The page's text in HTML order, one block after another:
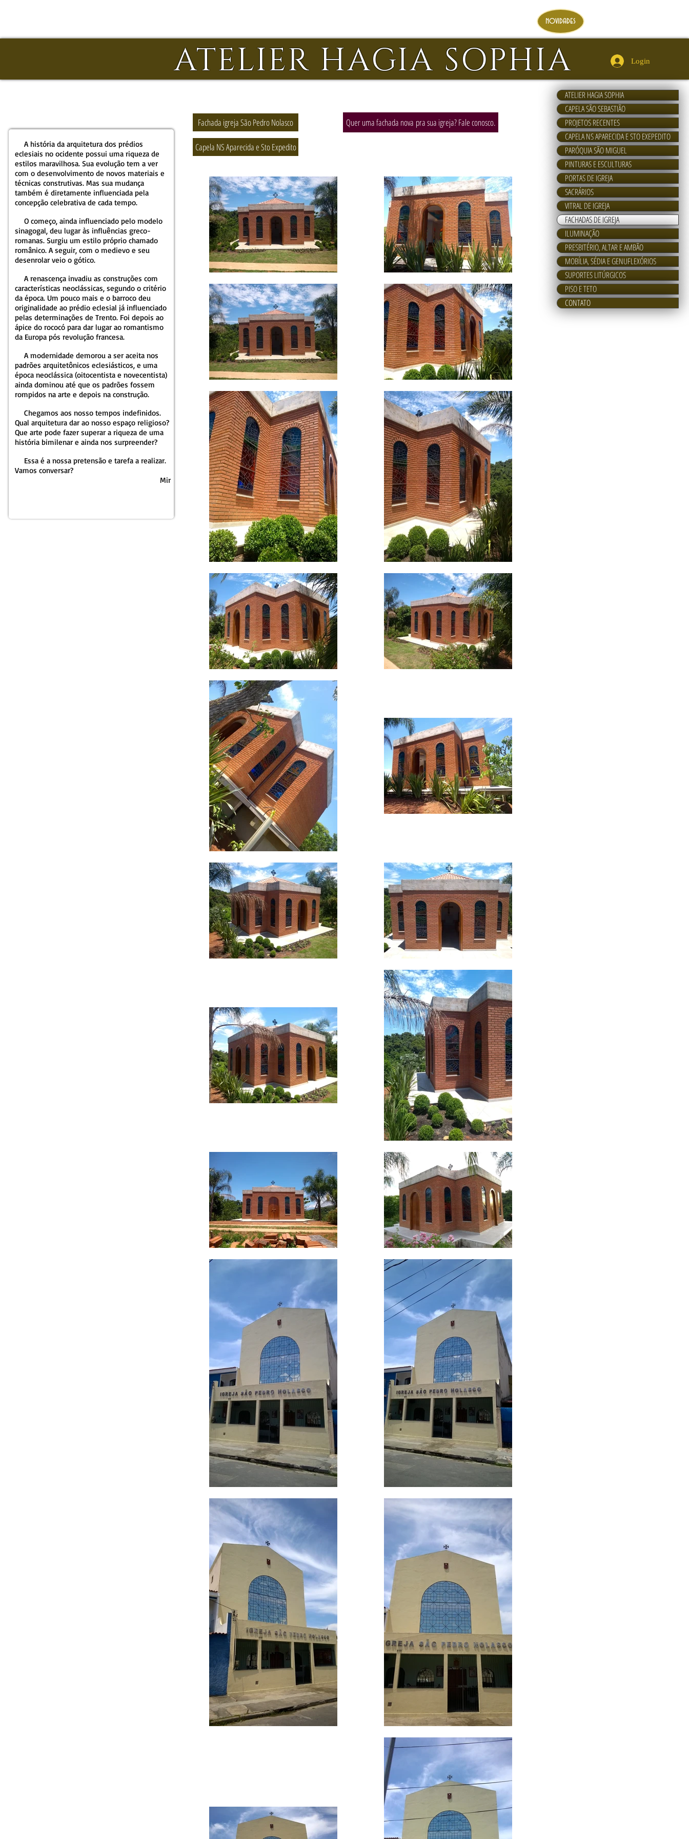
novidades
ATELIER HAGIA SOPHIA Login
A história da arquitetura dos prédios
eclesiais no ocidente possui uma riqueza de
estilos maravilhosa. Sua evolução tem a ver
com o desenvolvimento de novos materiais e
técnicas construtivas. Mas sua mudança
também é diretamente influenciada pela
concepção celebrativa de cada tempo.
O começo, ainda influenciado pelo modelo
sinagogal, deu lugar às influências greco-
romanas. Surgiu um estilo próprio chamado
românico. A seguir, com o medievo e seu
desenrolar veio o gótico.
A renascença invadiu as construções com
características neoclássicas, segundo o critério
da época. Um pouco mais e o barroco deu
originalidade ao prédio eclesial já influenciado
pelas determinações de Trento. Foi depois ao
ápice do rococó para dar lugar ao romantismo
da Europa pós revolução francesa.
A modernidade demorou a ser aceita nos
padrões arquitetônicos eclesiásticos, e uma
época neoclássica (oitocentista e novecentista)
ainda dominou até que os padrões fossem
rompidos na arte e depois na construção.
Chegamos aos nosso tempos indefinidos.
Qual arquitetura dar ao nosso espaço religioso?
Que arte pode fazer superar a riqueza de uma
história bimilenar e ainda nos surpreender?
Essa é a nossa pretensão e tarefa a realizar.
Vamos conversar?
Mir
Fachada igreja São Pedro Nolasco Quer uma fachada nova pra sua igreja? Fale conosco.
Capela NS Aparecida e Sto Expedito
ATELIER HAGIA SOPHIA
CAPELA SÃO SEBASTIÃO
PROJETOS RECENTES
CAPELA NS APARECIDA E STO EXEPEDITO
PARÓQUIA SÃO MIGUEL
PINTURAS E ESCULTURAS
PORTAS DE IGREJA
SACRÁRIOS
VITRAL DE IGREJA
FACHADAS DE IGREJA
ILUMINAÇÃO
PRESBITÉRIO, ALTAR E AMBÃO
MOBÍLIA, SÉDIA E GENUFLEXÓRIOS
SUPORTES LITÚRGICOS
PISO E TETO
CONTATO